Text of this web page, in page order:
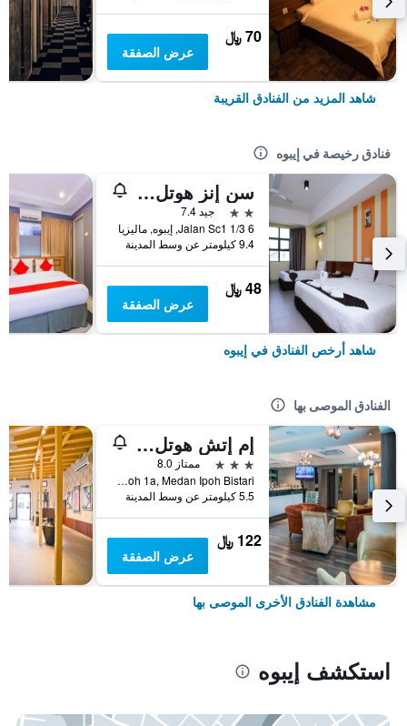
70 ﷼
عرض الصفقة
شاهد المزيد من الفنادق القريبة
فنادق رخيصة في إيبوه
سن إنز هوتل سانواي سيتي ايبوه
2 نجمتين
جيد 7.4
6 Jalan Sc1 1/3, إيبوه, ماليزيا
9.4 كيلومتر عن وسط المدينة
48 ﷼
عرض الصفقة
شاهد أرخص الفنادق في إيبوه
الفنادق الموصى بها
إم إتش هوتل آيبوه
3 نجوم
ممتاز 8.0
Pt212695b, Jalan Medan Ipoh 1a, Medan Ipoh Bistari, إيبوه, ماليزيا
5.5 كيلومتر عن وسط المدينة
122 ﷼
عرض الصفقة
مشاهدة الفنادق الأخرى الموصى بها
استكشف إيبوه